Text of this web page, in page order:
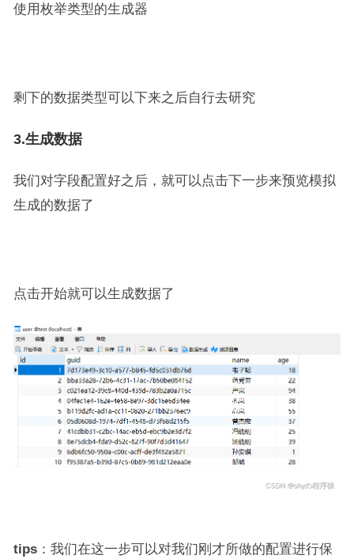
使用枚举类型的生成器
剩下的数据类型可以下来之后自行去研究
3.生成数据
我们对字段配置好之后，就可以点击下一步来预览模拟
生成的数据了
点击开始就可以生成数据了
tips：我们在这一步可以对我们刚才所做的配置进行保